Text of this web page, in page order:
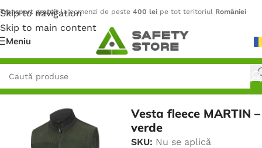
Skip to navigation
Skip to main content
Transport gratuitla comenzi de peste 400 lei pe tot teritoriul României
Meniu
Prima pagină/Outdoor
Vesta fleece MARTIN –
verde
SKU: Nu se aplică